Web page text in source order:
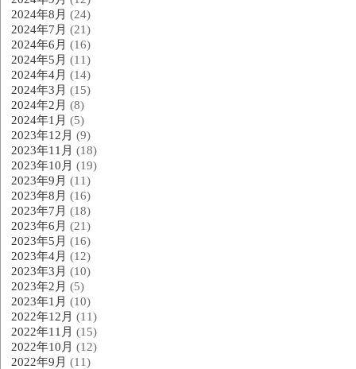
2024年8月 (24)
2024年7月 (21)
2024年6月 (16)
2024年5月 (11)
2024年4月 (14)
2024年3月 (15)
2024年2月 (8)
2024年1月 (5)
2023年12月 (9)
2023年11月 (18)
2023年10月 (19)
2023年9月 (11)
2023年8月 (16)
2023年7月 (18)
2023年6月 (21)
2023年5月 (16)
2023年4月 (12)
2023年3月 (10)
2023年2月 (5)
2023年1月 (10)
2022年12月 (11)
2022年11月 (15)
2022年10月 (12)
2022年9月 (11)